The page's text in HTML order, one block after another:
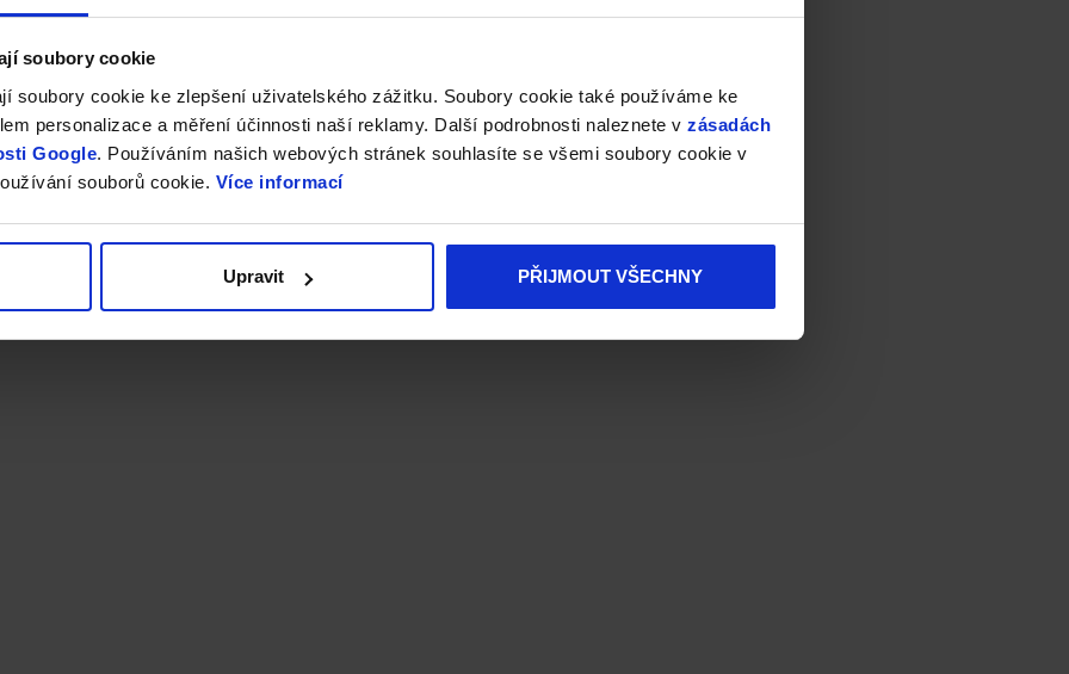
soubory cookie
soubory cookie ke zlepšení uživatelského zážitku. Soubory cookie také používáme ke
personalizace a měření účinnosti naší reklamy. Další podrobnosti naleznete v zásadách
Google. Používáním našich webových stránek souhlasíte se všemi soubory cookie v
souborů cookie. Více informací
Upravit PŘIJMOUT VŠECHNY